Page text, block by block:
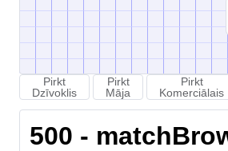
Pirkt
Dzīvoklis
Pirkt
Māja
Pirkt
Komerciālais
500 -